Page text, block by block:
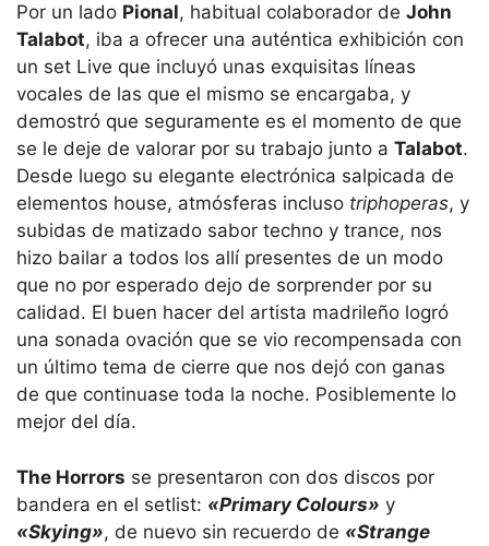
Por un lado Pional, habitual colaborador de John
Talabot, iba a ofrecer una auténtica exhibición con
un set Live que incluyó unas exquisitas líneas
vocales de las que el mismo se encargaba, y
demostró que seguramente es el momento de que
se le deje de valorar por su trabajo junto a Talabot.
Desde luego su elegante electrónica salpicada de
elementos house, atmósferas incluso triphoperas, y
subidas de matizado sabor techno y trance, nos
hizo bailar a todos los allí presentes de un modo
que no por esperado dejo de sorprender por su
calidad. El buen hacer del artista madrileño logró
una sonada ovación que se vio recompensada con
un último tema de cierre que nos dejó con ganas
de que continuase toda la noche. Posiblemente lo
mejor del día.
The Horrors se presentaron con dos discos por
bandera en el setlist: «Primary Colours» y
«Skying», de nuevo sin recuerdo de «Strange